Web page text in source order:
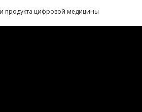
продукта цифровой медицины